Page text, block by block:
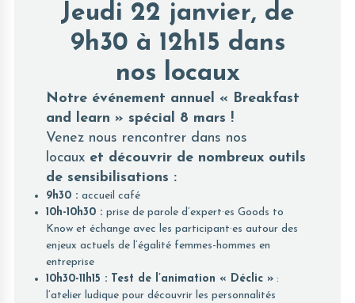
Jeudi 22 janvier, de
9h30 à 12h15 dans
nos locaux
Notre événement annuel « Breakfast
and learn » spécial 8 mars !
Venez nous rencontrer dans nos
locaux et découvrir de nombreux outils
de sensibilisations :
9h30 : accueil café
10h-10h30 : prise de parole d’expert·es Goods to
Know et échange avec les participant·es autour des
enjeux actuels de l’égalité femmes-hommes en
entreprise
10h30-11h15 : Test de l’animation « Déclic » :
l’atelier ludique pour découvrir les personnalités